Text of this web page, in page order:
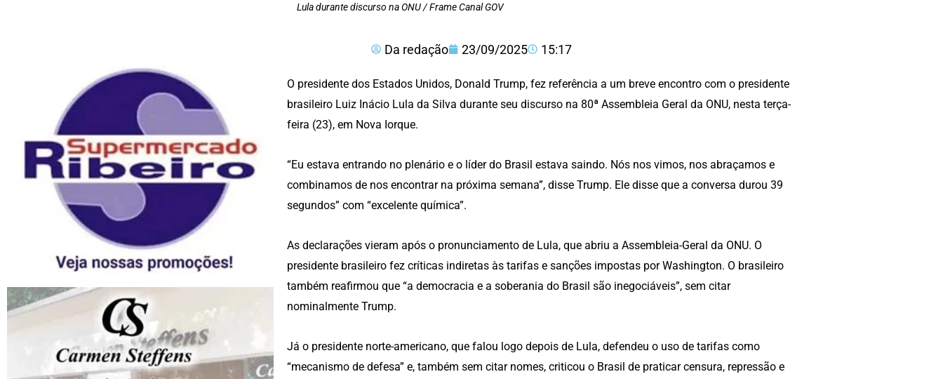
Lula durante discurso na ONU / Frame Canal GOV
Da redação 23/09/2025 15:17
O presidente dos Estados Unidos, Donald Trump, fez referência a um breve encontro com o presidente
brasileiro Luiz Inácio Lula da Silva durante seu discurso na 80ª Assembleia Geral da ONU, nesta terça-
feira (23), em Nova Iorque.
“Eu estava entrando no plenário e o líder do Brasil estava saindo. Nós nos vimos, nos abraçamos e
combinamos de nos encontrar na próxima semana”, disse Trump. Ele disse que a conversa durou 39
segundos” com “excelente química”.
As declarações vieram após o pronunciamento de Lula, que abriu a Assembleia-Geral da ONU. O
presidente brasileiro fez críticas indiretas às tarifas e sanções impostas por Washington. O brasileiro
também reafirmou que “a democracia e a soberania do Brasil são inegociáveis”, sem citar
nominalmente Trump.
Já o presidente norte-americano, que falou logo depois de Lula, defendeu o uso de tarifas como
“mecanismo de defesa” e, também sem citar nomes, criticou o Brasil de praticar censura, repressão e